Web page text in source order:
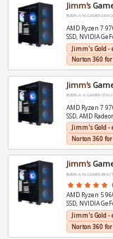
Jimm's
JIMMS-A-N-GAMER-
AMD Ryzen 7
SSD, NVIDIA
Jimm's Gold
Norton 360
Jimm's
JIMMS-A-A-GAMER-
AMD Ryzen 7
SSD, AMD
Jimm's Gold
Norton 360
Jimm's
JIMMS-A-N-GAMER-
star star star star star
AMD Ryzen 5
SSD, NVIDIA
Jimm's Gold
Norton 360